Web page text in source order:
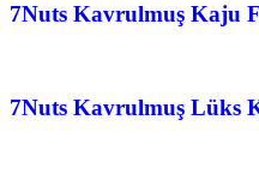
7Nuts Kavrulmuş Kaju
7Nuts Kavrulmuş Lüks